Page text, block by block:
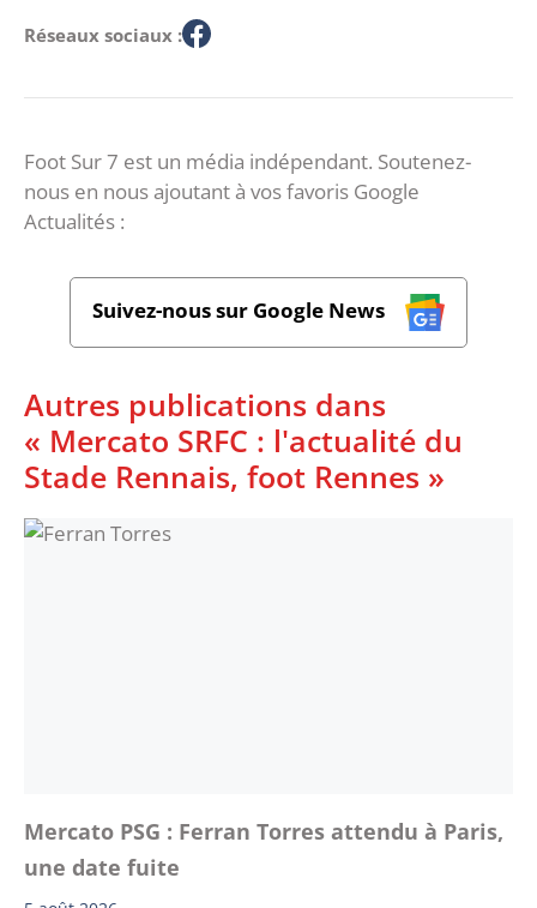
Réseaux sociaux :
Foot Sur 7 est un média indépendant. Soutenez-
nous en nous ajoutant à vos favoris Google
Actualités :
Suivez-nous sur Google News
Autres publications dans
« Mercato SRFC : l'actualité du
Stade Rennais, foot Rennes »
Mercato PSG : Ferran Torres attendu à Paris,
une date fuite